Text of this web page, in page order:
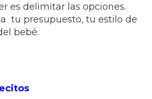
es delimitar las opciones.
tu presupuesto, tu estilo de
bebé.